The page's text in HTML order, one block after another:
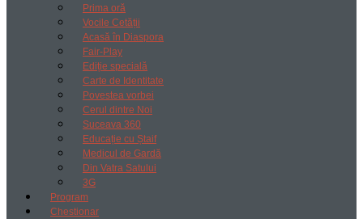
Prima oră
Vocile Cetății
Acasă în Diaspora
Fair-Play
Ediție specială
Carte de Identitate
Povestea vorbei
Cerul dintre Noi
Suceava 360
Educație cu Ștaif
Medicul de Gardă
Din Vatra Satului
3G
Program
Chestionar